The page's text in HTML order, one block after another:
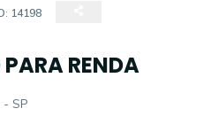
14198
RENDA
SP